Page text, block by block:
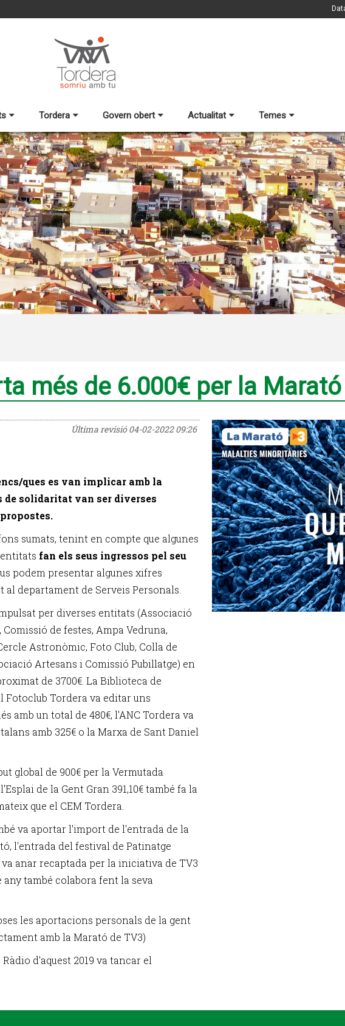
Tordera Govern obert Actualitat Temes
més de 6.000€ per la
Última revisió04-02-2022 09:26
ques es van implicar amb la
de solidaritat van ser diverses
sumats, tenint en compte que algunes
fan els seus ingressos pel seu
podem presentar algunes xifres
departament de Serveis Personals.
per diverses entitats (Associació
de festes, Ampa Vedruna,
Astronòmic, Foto Club, Colla de
Artesans i Comissió Pubillatge) en
de 3700€. La Biblioteca de
Fotoclub Tordera va editar uns
amb un total de 480€, l'ANC Tordera va
amb 325€ o la Marxa de Sant Daniel
global de 900€ per la Vermutada
de la Gent Gran 391,10€ també fa la
que el CEM Tordera.
va aportar l'import de l'entrada de la
l'entrada del festival de Patinatge
anar recaptada per la iniciativa de TV3
també colabora fent la seva
les aportacions personals de la gent
amb la Marató de TV3)
d'aquest 2019 va tancar el